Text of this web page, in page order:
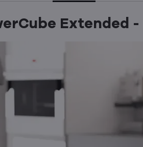
Extended